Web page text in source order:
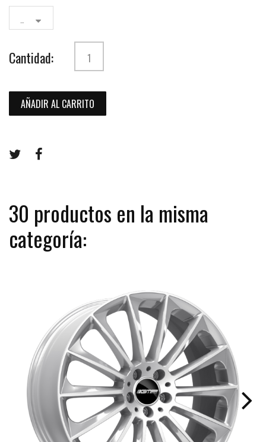
Cantidad:
AÑADIR AL CARRITO
30 productos en la misma
categoría: